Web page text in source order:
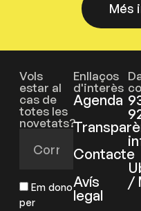
Més
Vols
estar al
cas de
totes les
novetats?
Em dono
per
Enllaços
d'interès
Agenda
Contacte
Avís
legal
/